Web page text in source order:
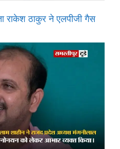
राकेश ठाकुर ने एलपीजी गैस